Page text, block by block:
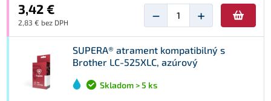
3,42 €
2,83 € bez DPH − +
SUPERA® atrament kompatibilný s
Brother LC-525XLC, azúrový
Skladom > 5 ks